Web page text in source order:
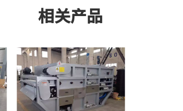
相关产品